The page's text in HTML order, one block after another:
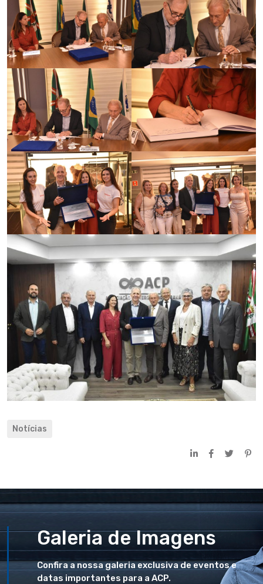
Notícias
Galeria de Imagens
Confira a nossa galeria exclusiva de eventos e
datas importantes para a ACP.